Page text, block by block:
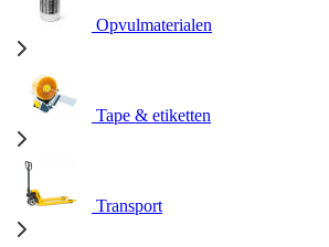
Opvulmaterialen
Tape & etiketten
Transport